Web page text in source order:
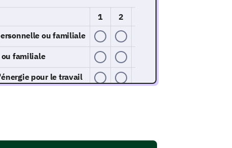
1 2
ou familiale
ou familiale
pour le travail